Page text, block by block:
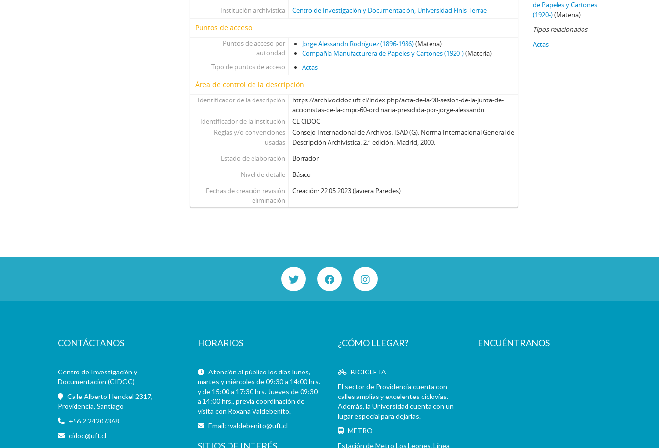
Institución archivística Centro de Investigación y Documentación, Universidad Finis Terrae
Puntos de acceso
Puntos de acceso por
autoridad
Jorge Alessandri Rodríguez (1896-1986)(Materia)
Compañía Manufacturera de Papeles y Cartones (1920-)(Materia)
Tipo de puntos de acceso
Actas
Área de control de la descripción
Identificador de la descripción
https://archivocidoc.uft.cl/index.php/acta-de-la-98-sesion-de-la-junta-de-
accionistas-de-la-cmpc-60-ordinaria-presidida-por-jorge-alessandri
Identificador de la institución
CL CIDOC
Reglas y/o convenciones
usadas
Consejo Internacional de Archivos. ISAD (G): Norma Internacional General de
Descripción Archivística. 2.ª edición. Madrid, 2000.
Estado de elaboración
Borrador
Nivel de detalle
Básico
Fechas de creación revisión
eliminación
Creación: 22.05.2023 (Javiera Paredes)
de Papeles y Cartones
(1920-)(Materia)
Tipos relacionados
Actas
CONTÁCTANOS
Centro de Investigación y
Documentación (CIDOC)
Calle Alberto Henckel 2317,
Providencia, Santiago
+56 2 24207368
cidoc@uft.cl
HORARIOS
Atención al público los días lunes,
martes y miércoles de 09:30 a 14:00 hrs.
y de 15:00 a 17:30 hrs. Jueves de 09:30
a 14:00 hrs., previa coordinación de
visita con Roxana Valdebenito.
Email:rvaldebenito@uft.cl
SITIOS DE INTERÉS
¿CÓMO LLEGAR?
BICICLETA
El sector de Providencia cuenta con
calles amplias y excelentes ciclovías.
Además, la Universidad cuenta con un
lugar especial para dejarlas.
METRO
Estación de Metro Los Leones. Línea
ENCUÉNTRANOS